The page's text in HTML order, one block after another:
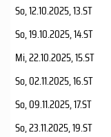
So, 12.10.2025, 13.ST
So, 19.10.2025, 14.ST
Mi, 22.10.2025, 15.ST
So, 02.11.2025, 16.ST
So, 09.11.2025, 17.ST
So, 23.11.2025, 19.ST